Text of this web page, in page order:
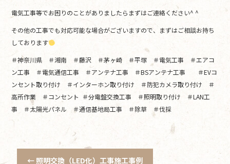
電気工事等でお困りのことがありましたらまずはご連絡ください^ ^
その他の工事でも対応可能な場合がございますので、まずはご相談お持ち
しております
＃神奈川県 ＃湘南 ＃藤沢 ＃茅ヶ崎 ＃平塚 ＃電気工事 ＃エアコ
ン工事 ＃電気通信工事 ＃アンテナ工事 ＃BSアンテナ工事 ＃EVコ
ンセント取り付け ＃インターホン取り付け ＃防犯カメラ取り付け ＃
高所作業 ＃コンセント ＃分電盤交換工事 ＃照明取り付け ＃LAN工
事 ＃太陽光パネル ＃通信基地局工事 ＃除草 ＃伐採
← 照明交換（LED化）工事施工事例